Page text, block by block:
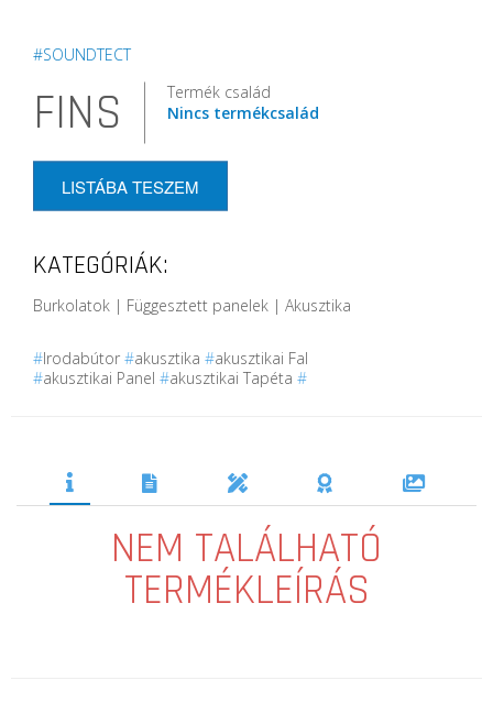
#SOUNDTECT
FINS
Termék család
Nincs termékcsalád
LISTÁBA TESZEM
KATEGÓRIÁK:
Burkolatok | Függesztett panelek | Akusztika
#Irodabútor #akusztika #akusztikai Fal
#akusztikai Panel #akusztikai Tapéta #
NEM TALÁLHATÓ
TERMÉKLEÍRÁS